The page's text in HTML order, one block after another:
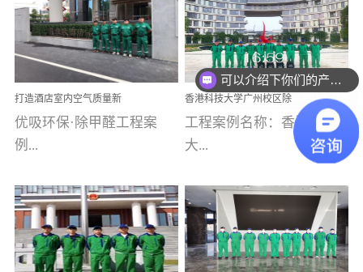
品质量，我们每一批的生
产产品都经过严格的质检
程序；生产车间为优吸总
部和全国分支机构生产光
触媒、净醛王、祛味剂等
优吸系列产品，保质保量
完成生产任务，确保全国
求。资质优势团队优势分
支优势优吸环保是一棵正
茁壮成长的树，只要我们
人人都爱护她、珍惜她、
案例【深圳安居乐寓】室
内空气治理项目深圳安居
乐寓 深圳市安居乐寓
为深圳安居集团旗下城...
例(学校工装节选)广州南沙
小学(珠江湾校区)项目地
址：广州市南沙区海滨路
南沙珠江湾江门市蓬江区
禾...
打造酒店室内空气质量新
标杆——优吸环保·标杆之
作：东莞美豪雅致酒店室
内空气治理工程纪实
优吸环保·除甲醛工程案
例...
【东莞美豪雅致酒店】室
内空气治理项目东莞美豪
雅致酒店 东莞美豪雅
香港科技大学广州校区除
甲醛项目圆满完成
工程案例名称：香港科技
大...
学广州校区室内空气治
理 工程案例地址：广
州南沙区·香港科技大学(广
可以介绍下你们的产品么
你们是怎么收费的呢